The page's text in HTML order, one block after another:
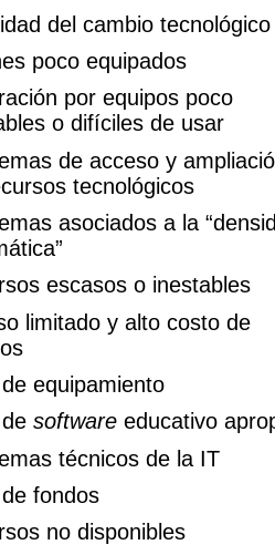
del cambio tecnológico
poco equipados
por equipos poco
o difíciles de usar
de acceso y
tecnológicos
asociados a la
escasos o inestables
limitado y alto costo de
equipamiento
software educativo
técnicos de la IT
fondos
no disponibles